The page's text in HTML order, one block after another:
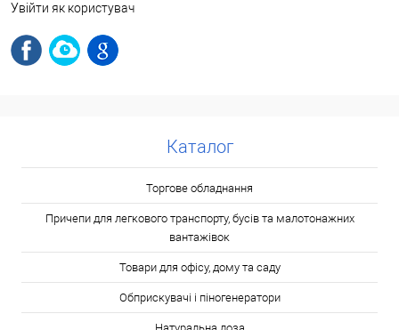
Увійти як користувач
Каталог
Торгове обладнання
Причепи для легкового транспорту, бусів та малотонажних
вантажівок
Товари для офісу, дому та саду
Обприскувачі і піногенератори